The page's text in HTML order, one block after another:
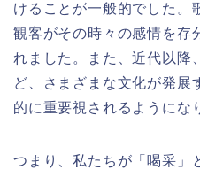
けることが一般的でした。
観客がその時々の感情を存
れました。また、近代以降
ど、さまざまな文化が発展
的に重要視されるようにな
つまり、私たちが「喝采」